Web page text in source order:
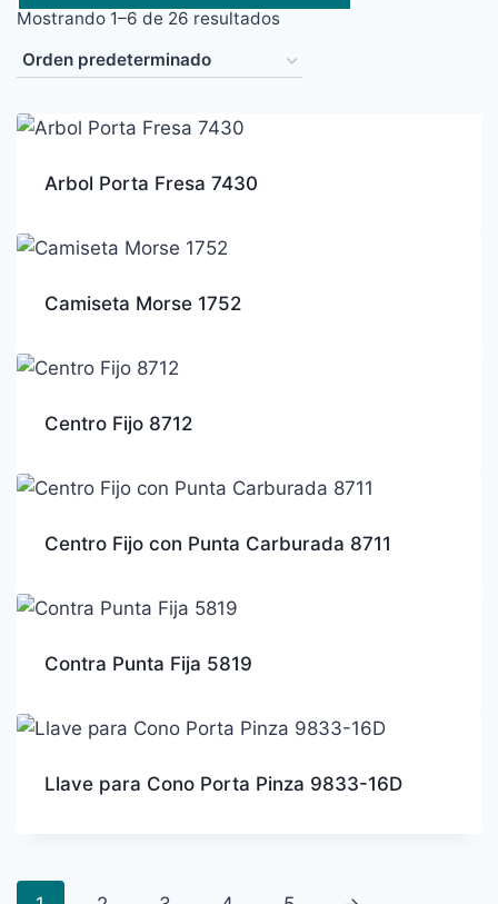
Mostrando 1–6 de 26 resultados
Arbol Porta Fresa 7430
Camiseta Morse 1752
Centro Fijo 8712
Centro Fijo con Punta Carburada 8711
Contra Punta Fija 5819
Llave para Cono Porta Pinza 9833-16D